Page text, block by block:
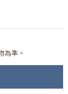
為準。